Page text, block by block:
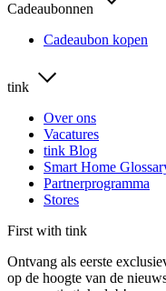
Cadeaubonnen
Cadeaubon kopen
tink
Over ons
Vacatures
tink Blog
Smart Home
Partnerprogramma
Stores
First with tink
Ontvang als eerste
op de hoogte van de